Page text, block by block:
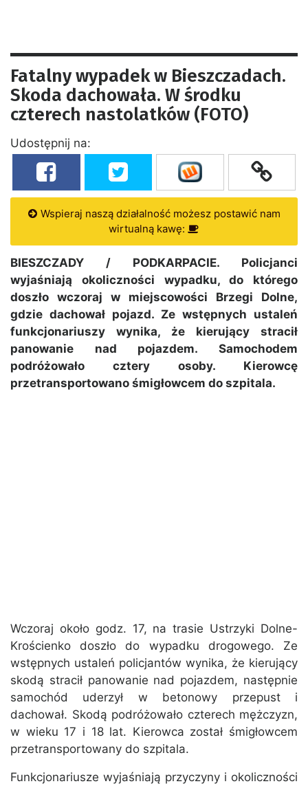
Fatalny wypadek w Bieszczadach.
Skoda dachowała. W środku
czterech nastolatków (FOTO)
Udostępnij na:
Wspieraj naszą działalność możesz postawić nam
wirtualną kawę:
BIESZCZADY / PODKARPACIE. Policjanci
wyjaśniają okoliczności wypadku, do którego
doszło wczoraj w miejscowości Brzegi Dolne,
gdzie dachował pojazd. Ze wstępnych ustaleń
funkcjonariuszy wynika, że kierujący stracił
panowanie nad pojazdem. Samochodem
podróżowało cztery osoby. Kierowcę
przetransportowano śmigłowcem do szpitala.
Wczoraj około godz. 17, na trasie Ustrzyki Dolne-
Krościenko doszło do wypadku drogowego. Ze
wstępnych ustaleń policjantów wynika, że kierujący
skodą stracił panowanie nad pojazdem, następnie
samochód uderzył w betonowy przepust i
dachował. Skodą podróżowało czterech mężczyzn,
w wieku 17 i 18 lat. Kierowca został śmigłowcem
przetransportowany do szpitala.
Funkcjonariusze wyjaśniają przyczyny i okoliczności